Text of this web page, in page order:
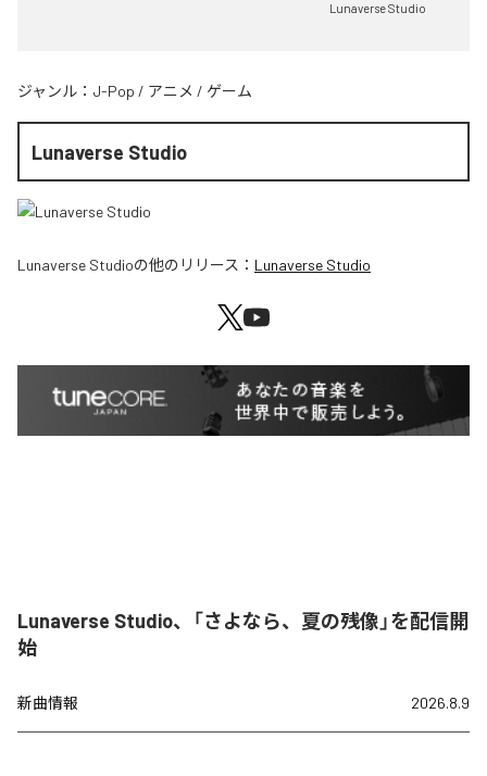
Lunaverse Studio
ジャンル： J-Pop / アニメ / ゲーム
Lunaverse Studio
Lunaverse Studioの他のリリース： Lunaverse Studio
Lunaverse Studio、「さよなら、夏の残像」を配信開
始
新曲情報 2026.8.9